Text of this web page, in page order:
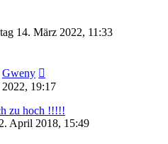
14. März 2022, 11:33
Gweny
19:17
zu hoch !!!!!
April 2018, 15:49